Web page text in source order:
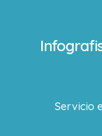
Servicio